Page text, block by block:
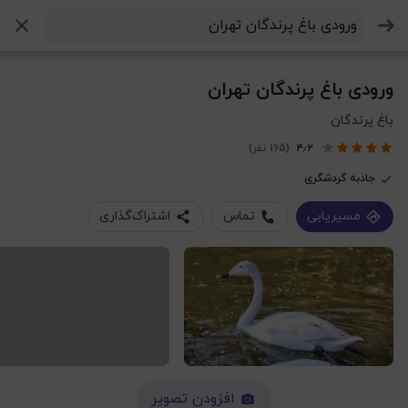
ورودی باغ پرندگان تهران
باغ پرندگان
۴٫۲ (165 نفر)
جاذبه‌ گردشگری
مسیریابی تماس اشتراک‌گذاری
افزودن تصویر
جستجو